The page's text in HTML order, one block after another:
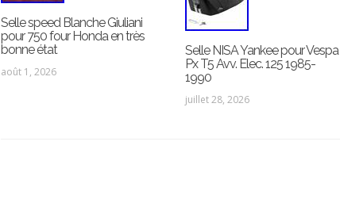
Selle speed Blanche Giuliani
pour 750 four Honda en très
bonne état
août 1, 2026
Selle NISA Yankee pour Vespa
Px T5 Avv. Elec. 125 1985-
1990
juillet 28, 2026